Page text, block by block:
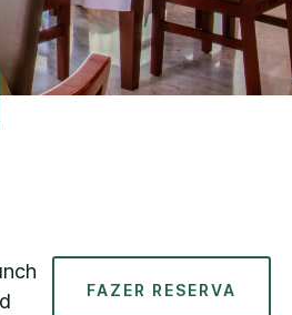
FAZER RESERVA